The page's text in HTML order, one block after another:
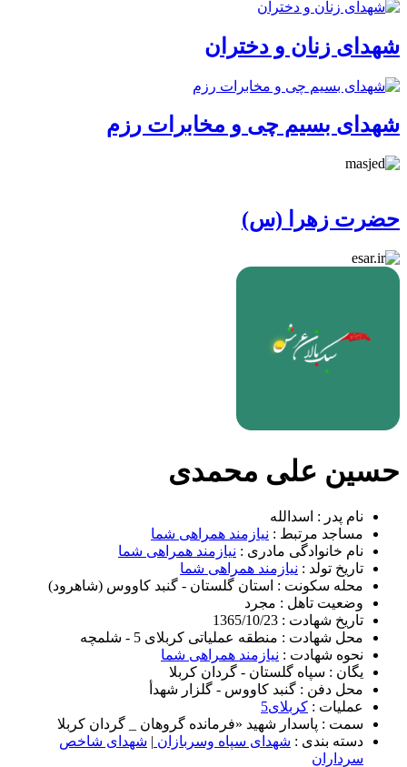
شهدای زنان و دختران
شهدای بسیم چی و مخابرات رزم
حضرت زهرا (س)
حسین علی محمدی
نام پدر : اسدالله
مساجد مرتبط : نیازمند همراهی شما
نام خانوادگی مادری : نیازمند همراهی شما
تاریخ تولد : نیازمند همراهی شما
محله سکونت : استان گلستان - گنبد کاووس (شاهرود)
وضعیت تاهل : مجرد
تاریخ شهادت : 1365/10/23
محل شهادت : منطقه عملیاتی کربلای 5 - شلمچه
نحوه شهادت : نیازمند همراهی شما
یگان : سپاه گلستان - گردان کربلا
محل دفن : گنبد کاووس - گلزار شهدأ
عملیات : کربلای5
سمت : پاسدار شهید «فرمانده گروهان _ گردان کربلا
دسته بندی : شهدای سپاه وسربازان | شهدای شاخص
سرداران